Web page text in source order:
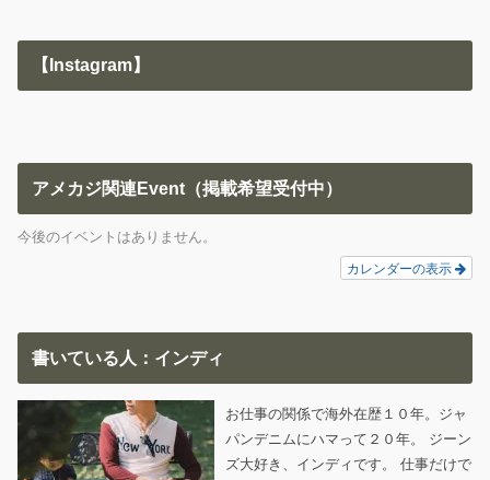
【Instagram】
アメカジ関連Event（掲載希望受付中）
今後のイベントはありません。
カレンダーの表示
書いている人：インディ
お仕事の関係で海外在歴１０年。ジャ
パンデニムにハマって２０年。 ジーン
ズ大好き、インディです。 仕事だけで